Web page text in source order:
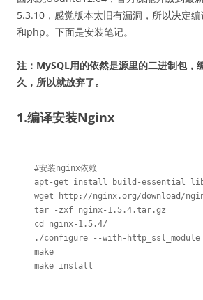
5.3.10，感觉版本太旧有漏洞，所以决定
和php。下面是安装笔记。
注：MySQL用的依然是源里的二进制包，
久，所以就放弃了。
1.编译安装Nginx
#安装nginx依赖
apt-get install build-essential
wget http://nginx.org/download/
tar -zxf nginx-1.5.4.tar.gz
cd nginx-1.5.4/
./configure --with-http_ssl_module
make
make install